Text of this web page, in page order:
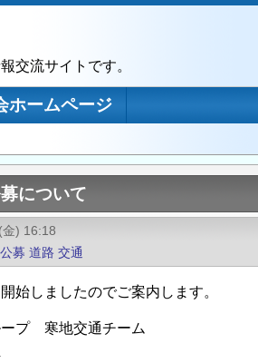
交流サイトです。
ホームページ
について
) 16:18
募 道路 交通
始しましたのでご案内します。
プ 寒地交通チーム